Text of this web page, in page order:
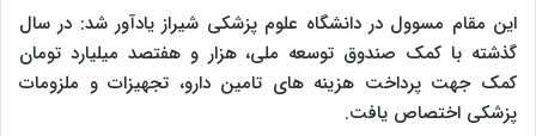
این مقام مسوول در دانشگاه علوم پزشکی شیراز یادآور شد: در سال
گذشته با کمک صندوق توسعه ملی، هزار و هفتصد میلیارد تومان
کمک جهت پرداخت هزینه های تامین دارو، تجهیزات و ملزومات
پزشکی اختصاص یافت.